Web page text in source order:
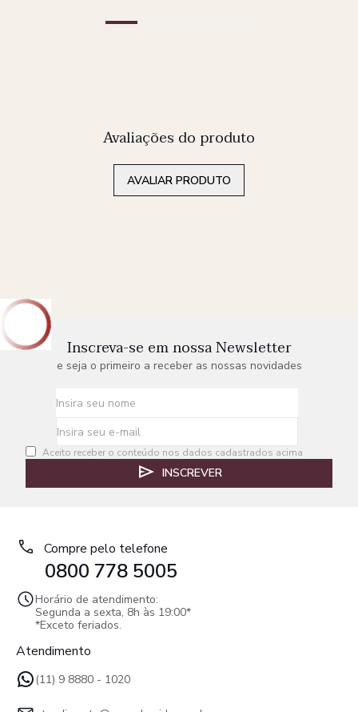
Avaliações do produto
AVALIAR PRODUTO
Inscreva-se em nossa Newsletter
e seja o primeiro a receber as nossas novidades
Aceito receber o conteúdo nos dados cadastrados acima
INSCREVER
Compre pelo telefone
0800 778 5005
Horário de atendimento:
Segunda a sexta, 8h às 19:00*
*Exceto feriados.
Atendimento
(11) 9 8880 - 1020